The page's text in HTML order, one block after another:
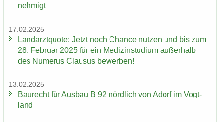
neh­migt
17.02.2025
Land­arzt­quo­te: Jetzt noch Chan­ce nut­zen und bis zum
28. Fe­bru­ar 2025 für ein Me­di­zin­stu­di­um au­ßer­halb
des Nu­me­rus Clau­sus be­wer­ben!
13.02.2025
Bau­recht für Aus­bau B 92 nörd­lich von Adorf im Vogt­
land